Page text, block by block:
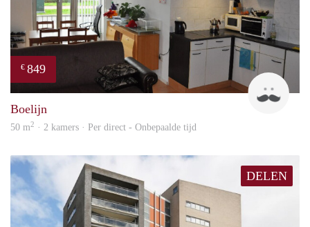
€ 849
Boelijn
50 m2 · 2 kamers · Per direct - Onbepaalde tijd
DELEN